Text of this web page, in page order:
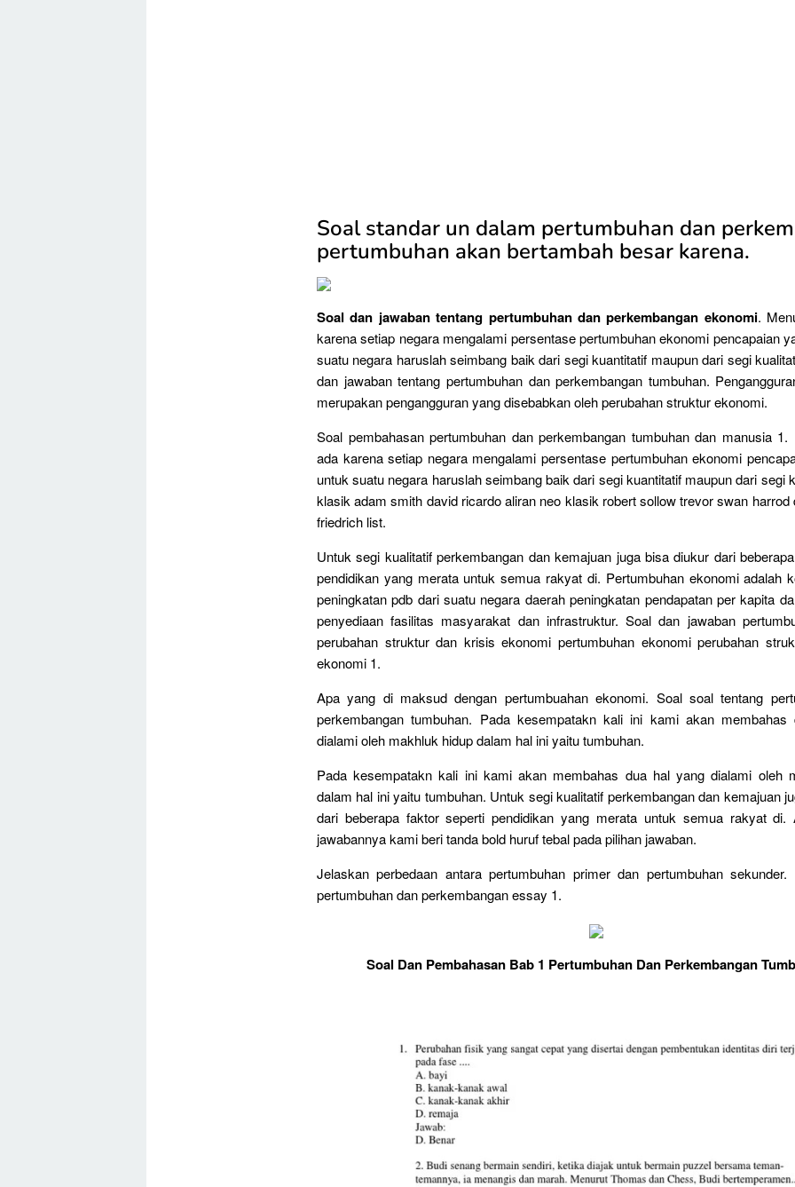
Soal standar un dalam pertumbuhan dan
pertumbuhan akan bertambah besar karena.
Soal dan jawaban tentang pertumbuhan dan perkembangan ekonomi.
karena setiap negara mengalami persentase pertumbuhan ekonomi pencapaian
suatu negara haruslah seimbang baik dari segi kuantitatif maupun dari segi
dan jawaban tentang pertumbuhan dan perkembangan tumbuhan.
merupakan pengangguran yang disebabkan oleh perubahan struktur ekonomi.
Soal pembahasan pertumbuhan dan perkembangan tumbuhan dan manusia 1.
ada karena setiap negara mengalami persentase pertumbuhan ekonomi
untuk suatu negara haruslah seimbang baik dari segi kuantitatif maupun dari segi
klasik adam smith david ricardo aliran neo klasik robert sollow trevor swan harrod
friedrich list.
Untuk segi kualitatif perkembangan dan kemajuan juga bisa diukur dari
pendidikan yang merata untuk semua rakyat di. Pertumbuhan ekonomi adalah
peningkatan pdb dari suatu negara daerah peningkatan pendapatan per kapita
penyediaan fasilitas masyarakat dan infrastruktur. Soal dan jawaban
perubahan struktur dan krisis ekonomi pertumbuhan ekonomi perubahan
ekonomi 1.
Apa yang di maksud dengan pertumbuahan ekonomi. Soal soal tentang
perkembangan tumbuhan. Pada kesempatakn kali ini kami akan
dialami oleh makhluk hidup dalam hal ini yaitu tumbuhan.
Pada kesempatakn kali ini kami akan membahas dua hal yang dialami oleh
dalam hal ini yaitu tumbuhan. Untuk segi kualitatif perkembangan dan kemajuan
dari beberapa faktor seperti pendidikan yang merata untuk semua rakyat di.
jawabannya kami beri tanda bold huruf tebal pada pilihan jawaban.
Jelaskan perbedaan antara pertumbuhan primer dan pertumbuhan sekunder.
pertumbuhan dan perkembangan essay 1.
Soal Dan Pembahasan Bab 1 Pertumbuhan Dan Perkembangan